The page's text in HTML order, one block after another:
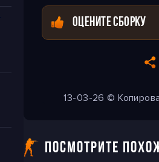
ОЦЕНИТЕ СБОРКУ
13-03-26 ©
ПОСМОТРИТЕ